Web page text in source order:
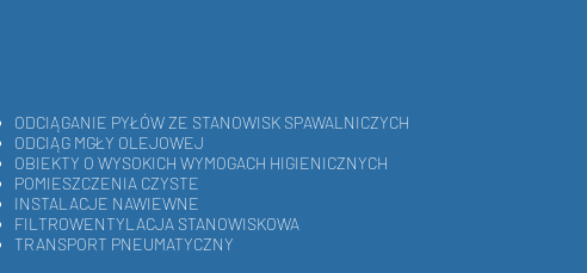
ODCIĄGANIE PYŁÓW ZE STANOWISK SPAWALNICZYCH
ODCIĄG MGŁY OLEJOWEJ
OBIEKTY O WYSOKICH WYMOGACH HIGIENICZNYCH
POMIESZCZENIA CZYSTE
INSTALACJE NAWIEWNE
FILTROWENTYLACJA STANOWISKOWA
TRANSPORT PNEUMATYCZNY